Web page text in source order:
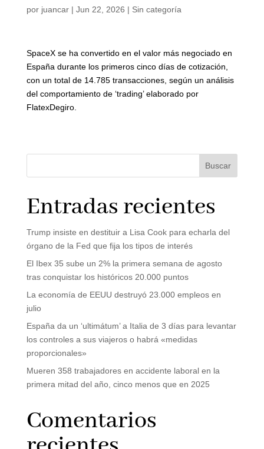
por juancar| Jun 22, 2026 | Sin categoría
SpaceX se ha convertido en el valor más negociado en
España durante los primeros cinco días de cotización,
con un total de 14.785 transacciones, según un análisis
del comportamiento de ‘trading’ elaborado por
FlatexDegiro.
Buscar
Entradas recientes
Trump insiste en destituir a Lisa Cook para echarla del
órgano de la Fed que fija los tipos de interés
El Ibex 35 sube un 2% la primera semana de agosto
tras conquistar los históricos 20.000 puntos
La economía de EEUU destruyó 23.000 empleos en
julio
España da un ‘ultimátum’ a Italia de 3 días para levantar
los controles a sus viajeros o habrá «medidas
proporcionales»
Mueren 358 trabajadores en accidente laboral en la
primera mitad del año, cinco menos que en 2025
Comentarios